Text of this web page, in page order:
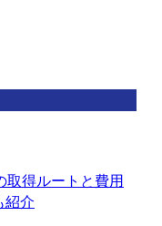
取得ルートと費用
紹介